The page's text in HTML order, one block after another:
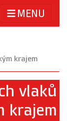
MENU
krajem
vlaků
krajem